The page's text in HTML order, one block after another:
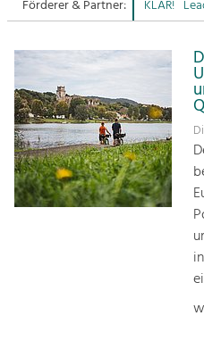
Kontakt
Angebotsentwicklung und
Positionierung.
Kunst & Kultur
Handwerk, Wissenschaft und
Soziales, Bildung &
Gleichberechtigung, Jugend
Mobilität & Energie
Förderer & Partner:
KLAR!